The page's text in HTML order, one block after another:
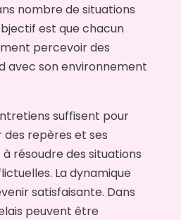
nombre de situations
est que chacun
percevoir des
avec son environnement
suffisent pour
repères et ses
résoudre des situations
La dynamique
satisfaisante. Dans
peuvent être